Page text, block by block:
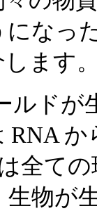
なっ
ます
ルド
RNA
全て
物が